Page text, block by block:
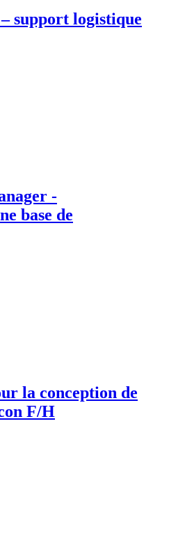
support logistique
-
base de
la conception de
F/H